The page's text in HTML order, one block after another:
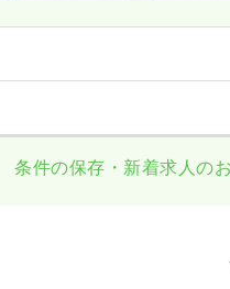
条件の保存・新着求人の